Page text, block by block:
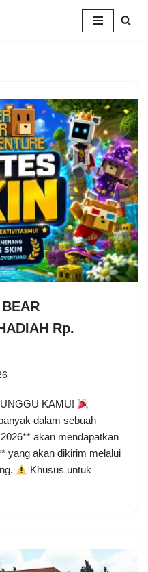
Rp.
KAMU!
dalam sebuah
akan mendapatkan
yang akan dikirim melalui
Khusus untuk